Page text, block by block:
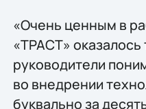
«Очень ценным в
«ТРАСТ» оказалось
руководители
во внедрении
буквально за